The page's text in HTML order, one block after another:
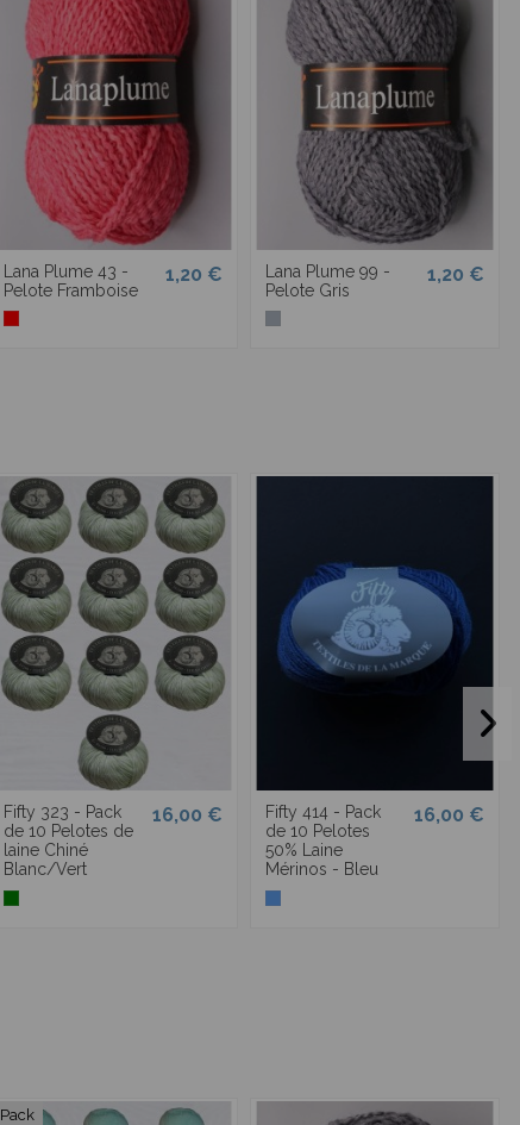
Lana Plume 43 -
Pelote Framboise
1,20 €
Lana Plume 99 -
Pelote Gris
1,20 €
Fifty 323 - Pack
de 10 Pelotes de
laine Chiné
Blanc/Vert
16,00 €
Fifty 414 - Pack
de 10 Pelotes
50% Laine
Mérinos - Bleu
16,00 €
Pack